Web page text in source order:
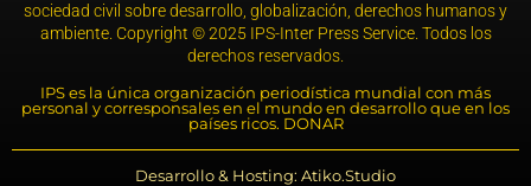
sociedad civil sobre desarrollo, globalización, derechos humanos y
ambiente. Copyright © 2025 IPS-Inter Press Service. Todos los
derechos reservados.
IPS es la única organización periodística mundial con más
personal y corresponsales en el mundo en desarrollo que en los
países ricos. DONAR
Desarrollo & Hosting: Atiko.Studio